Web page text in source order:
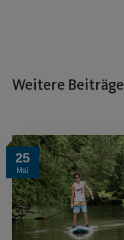
Weitere Beiträge
25
Mai